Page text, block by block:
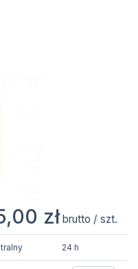
zł brutto / szt.
24 h